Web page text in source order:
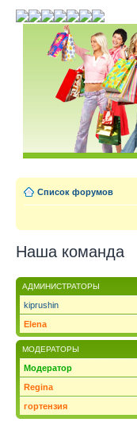
Список форумов
Наша команда
АДМИНИСТРАТОРЫ
kiprushin
Elena
МОДЕРАТОРЫ
Модератор
Regina
гортензия